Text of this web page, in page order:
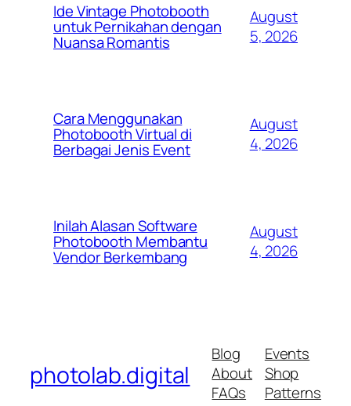
Ide Vintage Photobooth
untuk Pernikahan dengan
Nuansa Romantis
August
5, 2026
Cara Menggunakan
Photobooth Virtual di
Berbagai Jenis Event
August
4, 2026
Inilah Alasan Software
Photobooth Membantu
Vendor Berkembang
August
4, 2026
photolab.digital
Blog
About
FAQs
Events
Shop
Patterns